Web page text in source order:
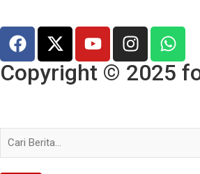
Copyright © 2025